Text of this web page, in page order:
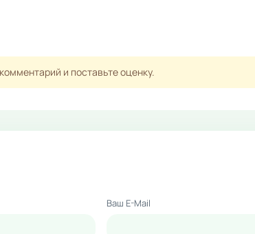
и поставьте оценку.
Ваш E-Mail